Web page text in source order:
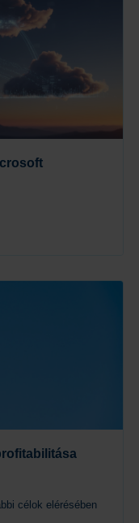
célok elérésében